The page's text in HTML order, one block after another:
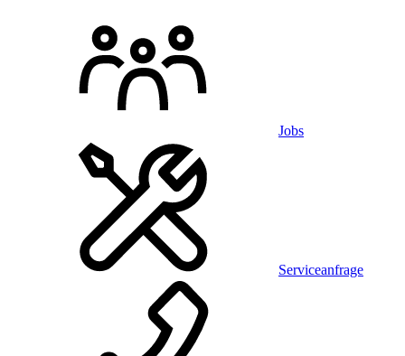
Jobs
Serviceanfrage